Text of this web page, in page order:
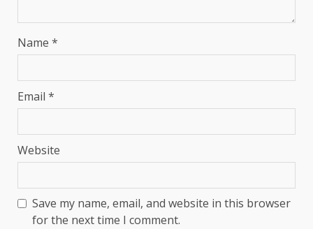
Name *
Email *
Website
Save my name, email, and website in this browser
for the next time I comment.